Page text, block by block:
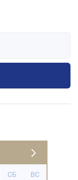
СБ
ВС